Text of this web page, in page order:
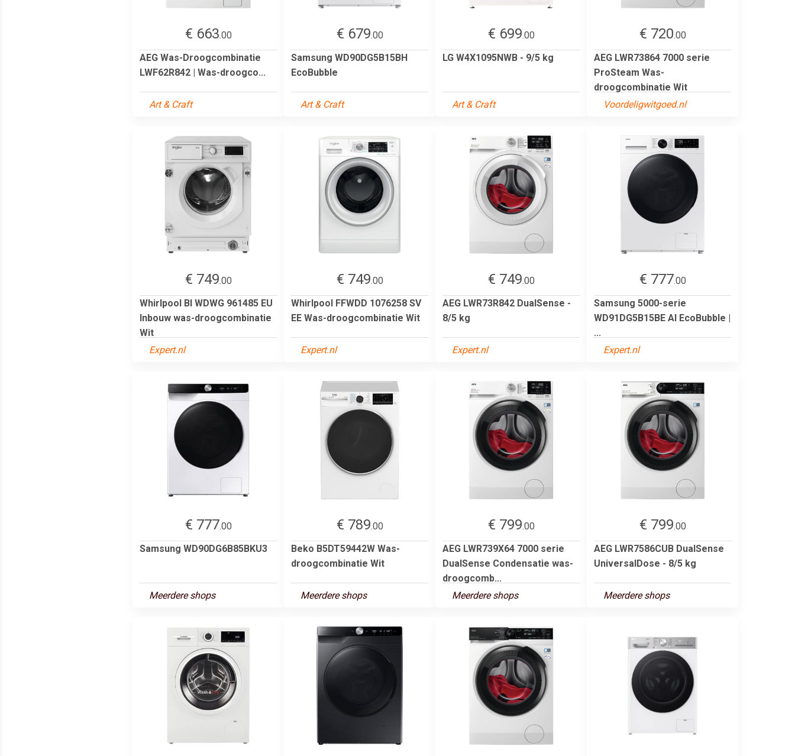
€ 663.00
AEG Was-Droogcombinatie
LWF62R842 | Was-droogco...
Art & Craft
€ 679.00
Samsung WD90DG5B15BH
EcoBubble
Art & Craft
€ 699.00
LG W4X1095NWB - 9/5 kg
Art & Craft
€ 720.00
AEG LWR73864 7000 serie
ProSteam Was-
droogcombinatie Wit
Voordeligwitgoed.nl
€ 749.00
Whirlpool BI WDWG 961485 EU
Inbouw was-droogcombinatie
Wit
Expert.nl
€ 749.00
Whirlpool FFWDD 1076258 SV
EE Was-droogcombinatie Wit
Expert.nl
€ 749.00
AEG LWR73R842 DualSense -
8/5 kg
Expert.nl
€ 777.00
Samsung 5000-serie
WD91DG5B15BE AI EcoBubble |
...
Expert.nl
€ 777.00
Samsung WD90DG6B85BKU3
Meerdere shops
€ 789.00
Beko B5DT59442W Was-
droogcombinatie Wit
Meerdere shops
€ 799.00
AEG LWR739X64 7000 serie
DualSense Condensatie was-
droogcomb...
Meerdere shops
€ 799.00
AEG LWR7586CUB DualSense
UniversalDose - 8/5 kg
Meerdere shops